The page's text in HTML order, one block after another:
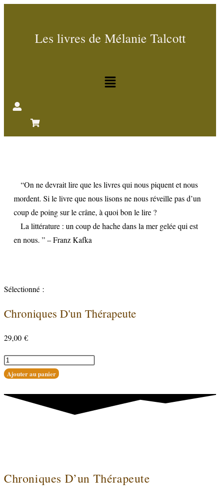
Les livres de Mélanie Talcott
“On ne devrait lire que les livres qui nous piquent et nous
mordent. Si le livre que nous lisons ne nous réveille pas d’un
coup de poing sur le crâne, à quoi bon le lire ?
La littérature : un coup de hache dans la mer gelée qui est
en nous. ” – Franz Kafka
Sélectionné :
Chroniques D'un Thérapeute
29,00 €
Ajouter au panier
Chroniques D’un Thérapeute